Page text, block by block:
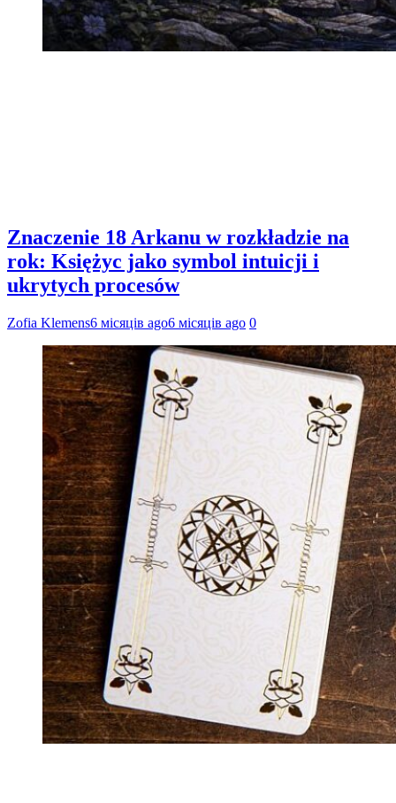
Znaczenie 18 Arkanu w rozkładzie na
rok: Księżyc jako symbol intuicji i
ukrytych procesów
Zofia Klemens6 місяців ago6 місяців ago 0